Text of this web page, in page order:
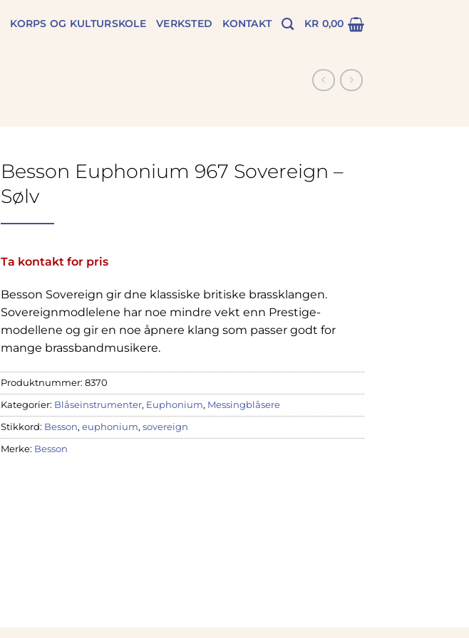
KORPS OG KULTURSKOLE VERKSTED KONTAKT KR 0,00
Besson Euphonium 967 Sovereign –
Sølv
Ta kontakt for pris
Besson Sovereign gir dne klassiske britiske brassklangen.
Sovereignmodlelene har noe mindre vekt enn Prestige-
modellene og gir en noe åpnere klang som passer godt for
mange brassbandmusikere.
Produktnummer: 8370
Kategorier: Blåseinstrumenter, Euphonium, Messingblåsere
Stikkord: Besson, euphonium, sovereign
Merke: Besson